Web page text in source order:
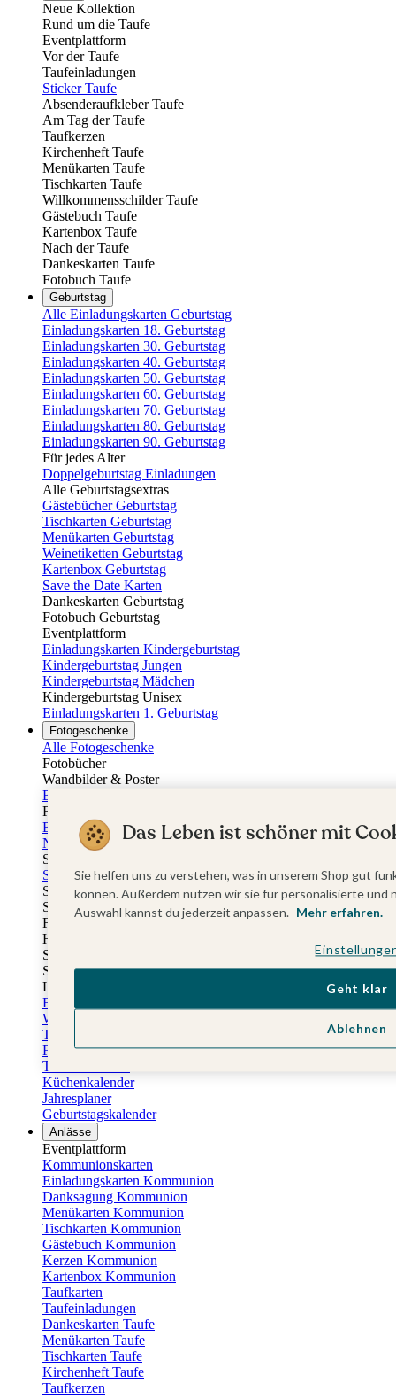
Neue Kollektion
Rund um die Taufe
Eventplattform
Vor der Taufe
Taufeinladungen
Sticker Taufe
Absenderaufkleber Taufe
Am Tag der Taufe
Taufkerzen
Kirchenheft Taufe
Menükarten Taufe
Tischkarten Taufe
Willkommensschilder Taufe
Gästebuch Taufe
Kartenbox Taufe
Nach der Taufe
Dankeskarten Taufe
Fotobuch Taufe
Geburtstag
Alle Einladungskarten Geburtstag
Einladungskarten 18. Geburtstag
Einladungskarten 30. Geburtstag
Einladungskarten 40. Geburtstag
Einladungskarten 50. Geburtstag
Einladungskarten 60. Geburtstag
Einladungskarten 70. Geburtstag
Einladungskarten 80. Geburtstag
Einladungskarten 90. Geburtstag
Für jedes Alter
Doppelgeburtstag Einladungen
Alle Geburtstagsextras
Gästebücher Geburtstag
Tischkarten Geburtstag
Menükarten Geburtstag
Weinetiketten Geburtstag
Kartenbox Geburtstag
Save the Date Karten
Dankeskarten Geburtstag
Fotobuch Geburtstag
Eventplattform
Einladungskarten Kindergeburtstag
Kindergeburtstag Jungen
Kindergeburtstag Mädchen
Kindergeburtstag Unisex
Einladungskarten 1. Geburtstag
Fotogeschenke
Alle Fotogeschenke
Fotobücher
Wandbilder & Poster
Bilderboxen
Fotohalter
Bilderrahmen
Notizbücher
Stoffeinband mit Foto
Softcover mit Foto
Stoffeinband mit Veredelung
Softcover mit Veredelung
Fotobücher
Hardcover
Softcover
Stoffeinband
Layflat
Fotokalender
Wandkalender
Tischkalender
Familienkalender
Terminkalender
Küchenkalender
Jahresplaner
Geburtstagskalender
Anlässe
Eventplattform
Kommunionskarten
Einladungskarten Kommunion
Danksagung Kommunion
Menükarten Kommunion
Tischkarten Kommunion
Gästebuch Kommunion
Kerzen Kommunion
Kartenbox Kommunion
Taufkarten
Taufeinladungen
Dankeskarten Taufe
Menükarten Taufe
Tischkarten Taufe
Kirchenheft Taufe
Taufkerzen
Das Leben ist schöner mit
Sie helfen uns zu verstehen, was in unserem Shop gut
können. Außerdem nutzen wir sie für personalisierte
Auswahl kannst du jederzeit anpassen. Mehr erfahren.
Ablehnen
Geht klar